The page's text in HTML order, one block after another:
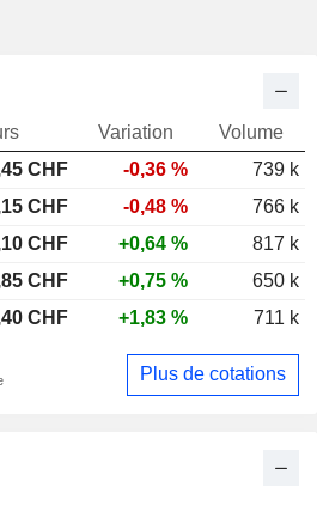
Variation
Volume
CHF -0,36 %
739 k
CHF -0,48 %
766 k
CHF +0,64 %
817 k
CHF +0,75 %
650 k
CHF +1,83 % 711 k
Plus de cotations